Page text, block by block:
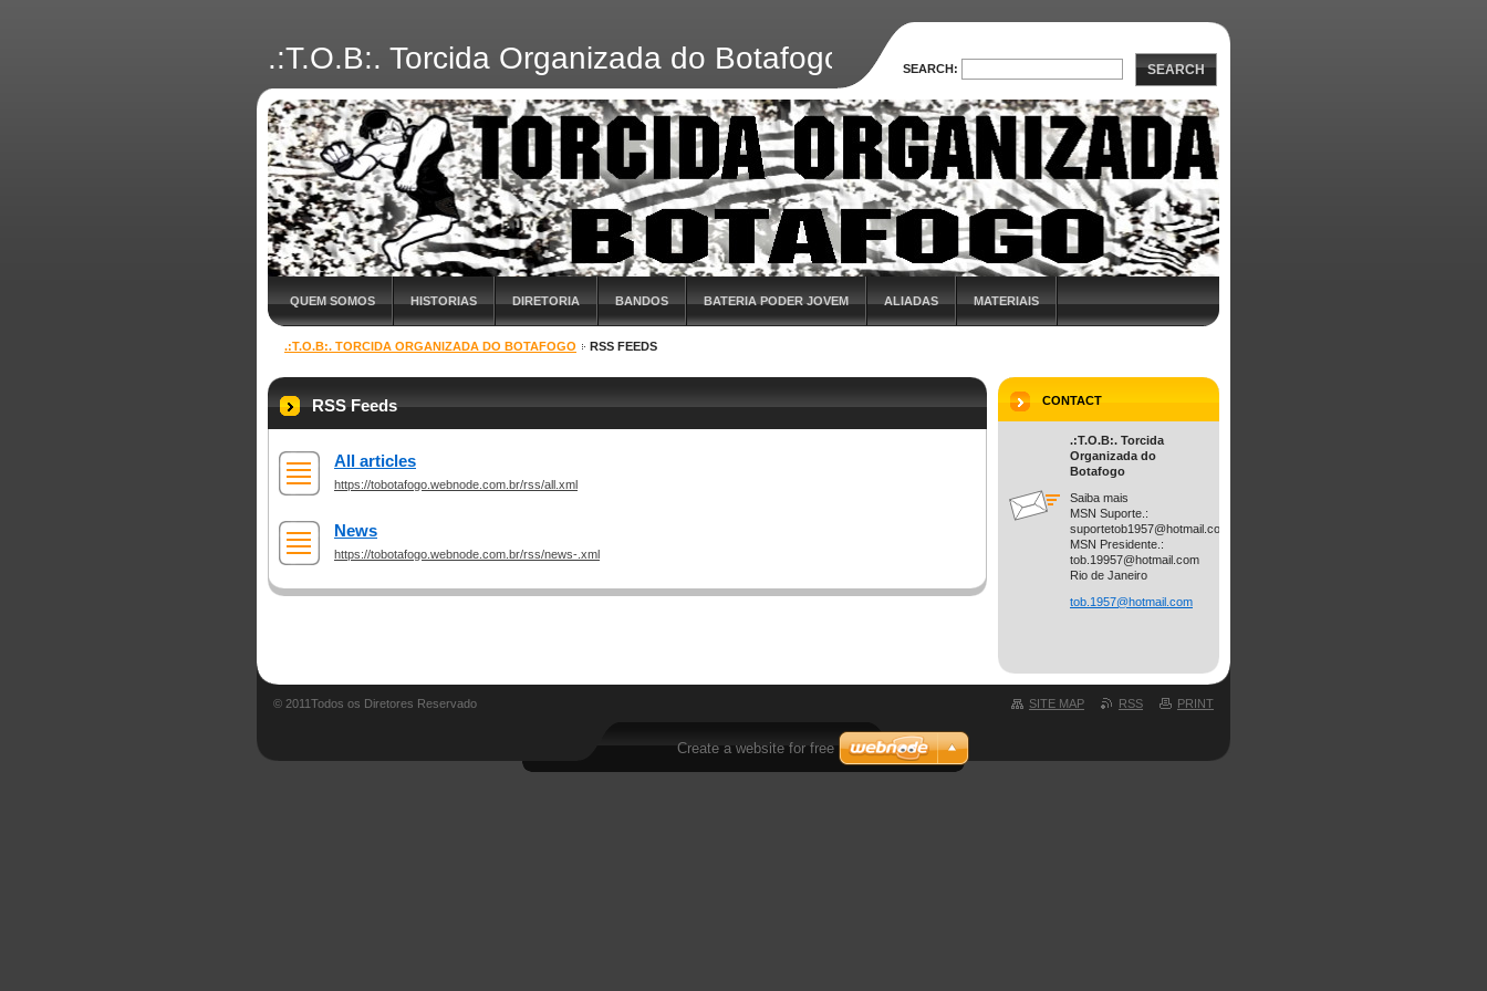
.:T.O.B:. Torcida Organizada do Botafogo
QUEM SOMOS HISTORIAS DIRETORIA BANDOS BATERIA PODER JOVEM ALIADAS MATERIAIS
.:T.O.B:. TORCIDA ORGANIZADA DO BOTAFOGO RSS FEEDS
RSS Feeds
All articles
https://tobotafogo.webnode.com.br/rss/all.xml
News
https://tobotafogo.webnode.com.br/rss/news-.xml
CONTACT
.:T.O.B:. Torcida
Organizada do
Botafogo
Saiba mais
MSN Suporte.:
suportetob1957@hotmail.com
MSN Presidente.:
tob.19957@hotmail.com
Rio de Janeiro
tob.1957@hotmail .com
SEARCH: SEARCH
SITE MAP RSS PRINT
© 2011Todos os Diretores Reservado
Create a website for free